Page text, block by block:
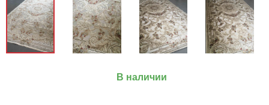
В наличии